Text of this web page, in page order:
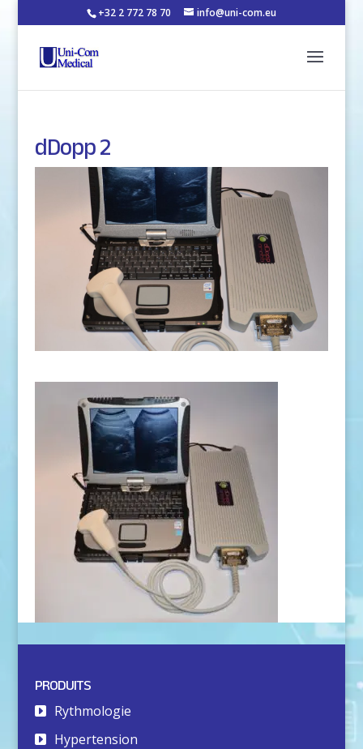
+32 2 772 78 70 info@uni-com.eu
dDopp 2
PRODUITS
Rythmologie
Hypertension